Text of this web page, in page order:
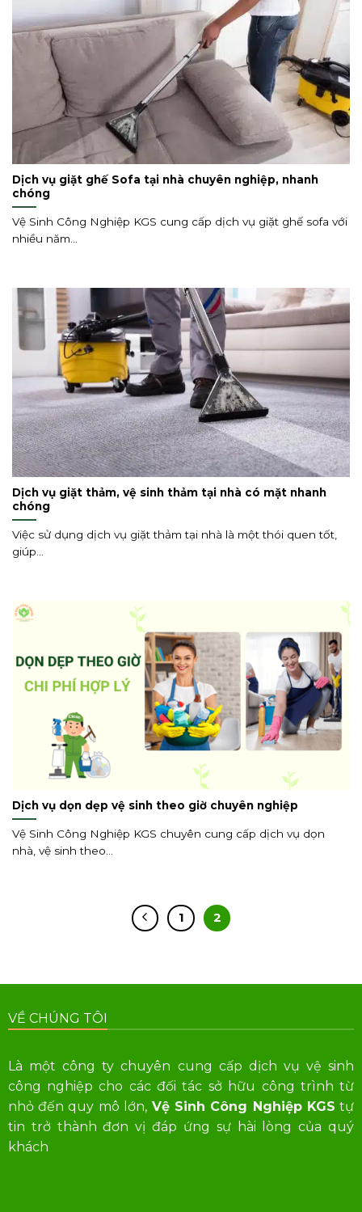
Dịch vụ giặt ghế Sofa tại nhà chuyên nghiệp, nhanh
chóng
Vệ Sinh Công Nghiệp KGS cung cấp dịch vụ giặt ghế sofa với
nhiều năm...
Dịch vụ giặt thảm, vệ sinh thảm tại nhà có mặt nhanh
chóng
Việc sử dụng dịch vụ giặt thảm tại nhà là một thói quen tốt,
giúp...
Dịch vụ dọn dẹp vệ sinh theo giờ chuyên nghiệp
Vệ Sinh Công Nghiệp KGS chuyên cung cấp dịch vụ dọn
nhà, vệ sinh theo...
1 2
VỀ CHÚNG TÔI
Là một công ty chuyên cung cấp dịch vụ vệ sinh
công nghiệp cho các đối tác sở hữu công trình từ
nhỏ đến quy mô lớn,Vệ Sinh Công Nghiệp KGS tự
tin trở thành đơn vị đáp ứng sự hài lòng của quý
khách